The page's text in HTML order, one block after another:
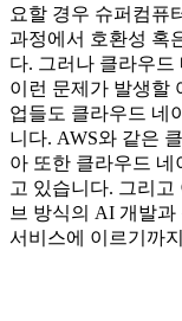
요할 경우 슈퍼컴퓨
과정에서 호환성 혹
다. 그러나 클라우
이런 문제가 발생할
업들도 클라우드 네
니다. AWS와 같은
아 또한 클라우드
고 있습니다. 그리고
브 방식의 AI 개발
서비스에 이르기까